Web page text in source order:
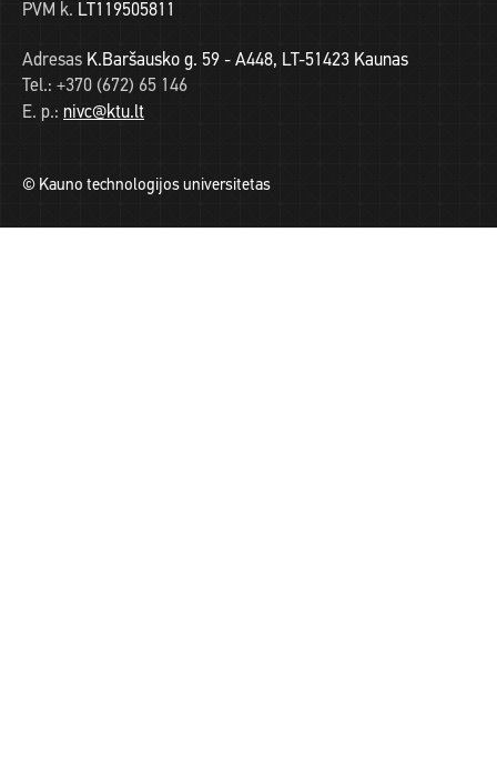
PVM k. LT119505811
Adresas K.Baršausko g. 59 - A448, LT-51423 Kaunas
Tel.: +370 (672) 65 146
E. p.: nivc@ktu.lt
© Kauno technologijos universitetas